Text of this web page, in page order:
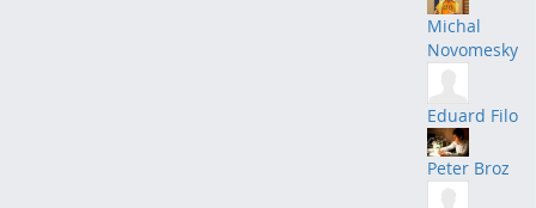
Michal
Novomesky
Eduard Filo
Peter Broz